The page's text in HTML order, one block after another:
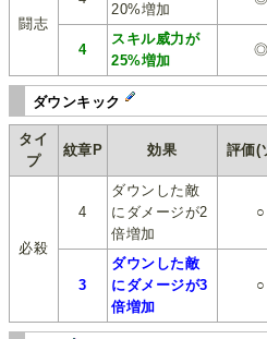
闘志
20%増加
4
スキル威力が
25%増加
◎
ダウンキック
タイ
プ
紋章P 効果 評価(
必殺
4
ダウンした敵
にダメージが2
倍増加
○
3
ダウンした敵
にダメージが3
倍増加
○